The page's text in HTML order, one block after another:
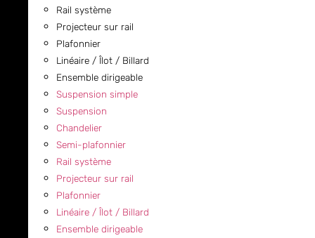
Rail système
Projecteur sur rail
Plafonnier
Linéaire / Îlot / Billard
Ensemble dirigeable
Suspension simple
Suspension
Chandelier
Semi-plafonnier
Rail système
Projecteur sur rail
Plafonnier
Linéaire / Îlot / Billard
Ensemble dirigeable